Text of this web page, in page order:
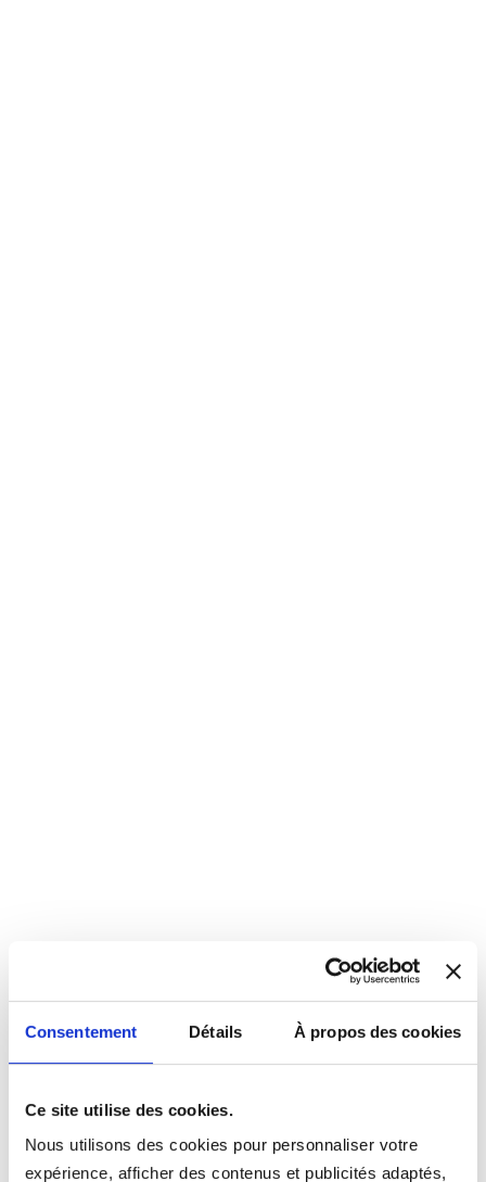
Consentement Détails À propos des cookies
Ce site utilise des cookies.
Nous utilisons des cookies pour personnaliser votre
expérience, afficher des contenus et publicités adaptés,